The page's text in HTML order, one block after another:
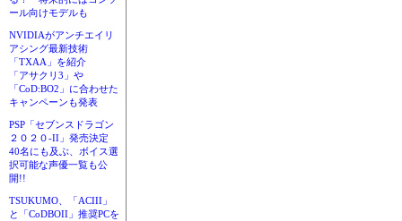
ール向けモデルも
NVIDIAがアンチエイリ
アシング最新技術
「TXAA」を紹介
「アサクリ3」や
「CoD:BO2」に合わせた
キャンペーンも発表
PSP「セブンスドラゴン
２０２０-II」発売決定
40名にも及ぶ、ボイス選
択可能な声優一覧も公
開!!
TSUKUMO、「ACIII」
と「CoDBOII」推奨PCを